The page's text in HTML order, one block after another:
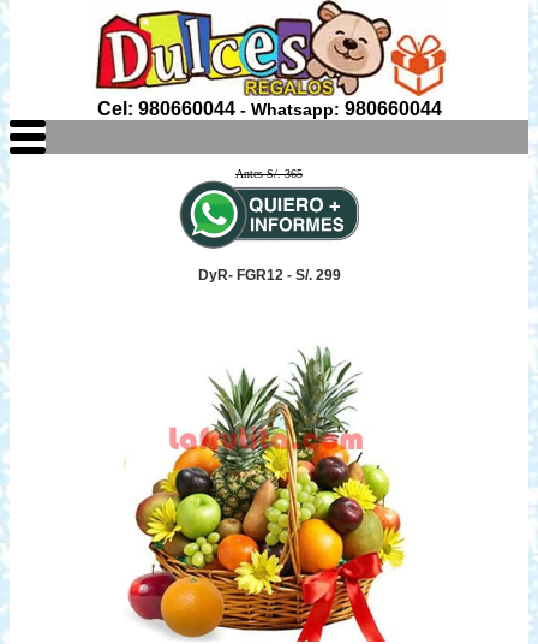
Cel: 980660044- Whatsapp: 980660044
Antes S/. 365
DyR- FGR12 - S/. 299